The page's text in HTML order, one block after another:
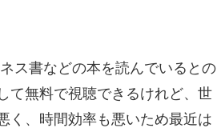
ス書などの本を読んでいるとの
て無料で視聴できるけれど、世
く、時間効率も悪いため最近は